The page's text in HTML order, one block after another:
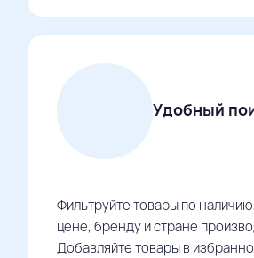
Удобный
Фильтруйте товары по
цене, бренду и стране
Добавляйте товары в